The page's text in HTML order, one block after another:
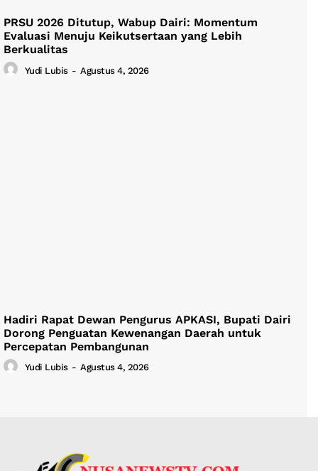
PRSU 2026 Ditutup, Wabup Dairi: Momentum
Evaluasi Menuju Keikutsertaan yang Lebih
Berkualitas
Yudi Lubis - Agustus 4, 2026
Hadiri Rapat Dewan Pengurus APKASI, Bupati Dairi
Dorong Penguatan Kewenangan Daerah untuk
Percepatan Pembangunan
Yudi Lubis - Agustus 4, 2026